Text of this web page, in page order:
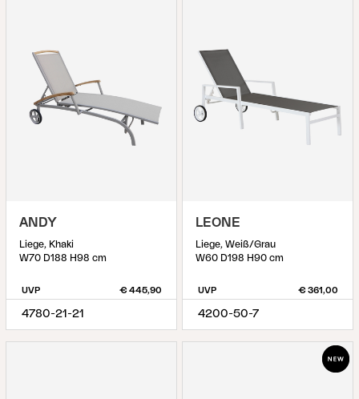
ANDY
Liege, Khaki
W70 D188 H98 cm
UVP € 445,90
4780-21-21
LEONE
Liege, Weiß/Grau
W60 D198 H90 cm
UVP € 361,00
4200-50-7